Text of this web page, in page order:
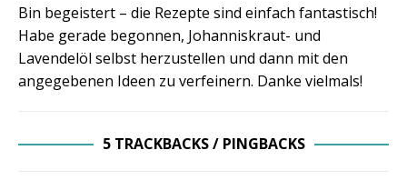
Bin begeistert – die Rezepte sind einfach fantastisch!
Habe gerade begonnen, Johanniskraut- und
Lavendelöl selbst herzustellen und dann mit den
angegebenen Ideen zu verfeinern. Danke vielmals!
5 TRACKBACKS / PINGBACKS